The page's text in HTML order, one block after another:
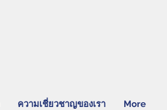
ความเชี่ยวชาญของเรา More